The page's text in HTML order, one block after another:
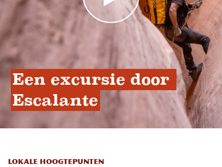
Een excursie door
Escalante
Lokale hoogtepunten